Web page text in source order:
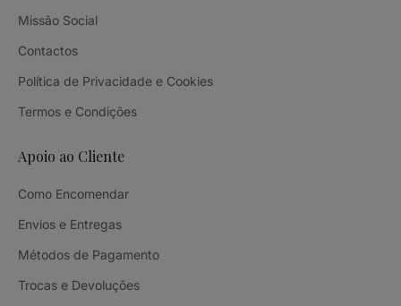
Missão Social
Contactos
Política de Privacidade e Cookies
Termos e Condições
Apoio ao Cliente
Como Encomendar
Envios e Entregas
Métodos de Pagamento
Trocas e Devoluções